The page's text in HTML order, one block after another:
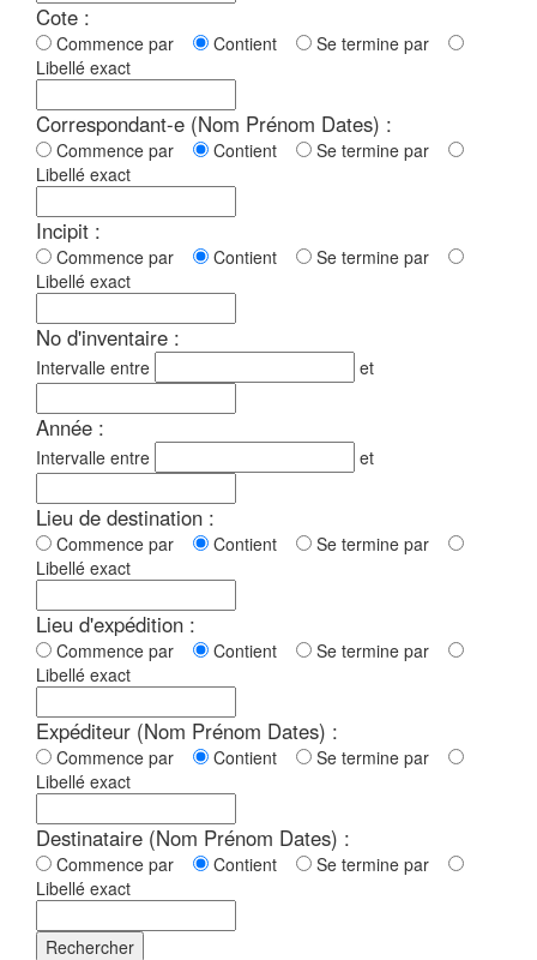
Cote :
Commence par Contient
Se termine par
Libellé exact
Correspondant-e (Nom Prénom Dates) :
Commence par Contient
Se termine par
Libellé exact
Incipit :
Commence par Contient
Se termine par
Libellé exact
No d'inventaire :
Intervalle entre et
Année :
Intervalle entre et
Lieu de destination :
Commence par Contient
Se termine par
Libellé exact
Lieu d'expédition :
Commence par Contient
Se termine par
Libellé exact
Expéditeur (Nom Prénom Dates) :
Commence par Contient
Se termine par
Libellé exact
Destinataire (Nom Prénom Dates) :
Commence par Contient
Se termine par
Libellé exact
Rechercher